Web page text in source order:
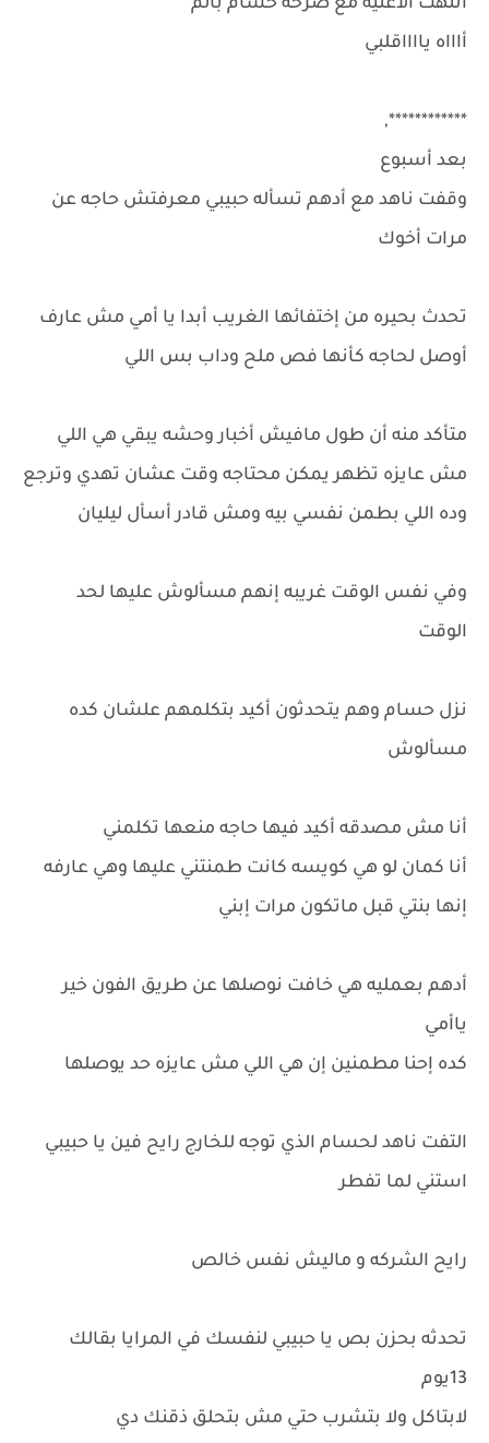
انتهت الاغنيه مع صرخة حسام بألم
أاااه يااااقلبي
************,
بعد أسبوع
وقفت ناهد مع أدهم تسأله حبيبي معرفتش حاجه عن
مرات أخوك
تحدث بحيره من إختفائها الغريب أبدا يا أمي مش عارف
أوصل لحاجه كأنها فص ملح وداب بس اللي
متأكد منه أن طول مافيش أخبار وحشه يبقي هي اللي
مش عايزه تظهر يمكن محتاجه وقت عشان تهدي وترجع
وده اللي بطمن نفسي بيه ومش قادر أسأل ليليان
وفي نفس الوقت غريبه إنهم مسألوش عليها لحد
الوقت
نزل حسام وهم يتحدثون أكيد بتكلمهم علشان كده
مسألوش
أنا مش مصدقه أكيد فيها حاجه منعها تكلمني
أنا كمان لو هي كويسه كانت طمنتني عليها وهي عارفه
إنها بنتي قبل ماتكون مرات إبني
أدهم بعمليه هي خافت نوصلها عن طريق الفون خير
ياأمي
كده إحنا مطمنين إن هي اللي مش عايزه حد يوصلها
التفت ناهد لحسام الذي توجه للخارج رايح فين يا حبيبي
استني لما تفطر
رايح الشركه و ماليش نفس خالص
تحدثه بحزن بص يا حبيبي لنفسك في المرايا بقالك
13يوم
لابتاكل ولا بتشرب حتي مش بتحلق ذقنك دي